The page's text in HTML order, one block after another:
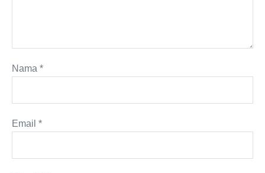
Nama *
Email *